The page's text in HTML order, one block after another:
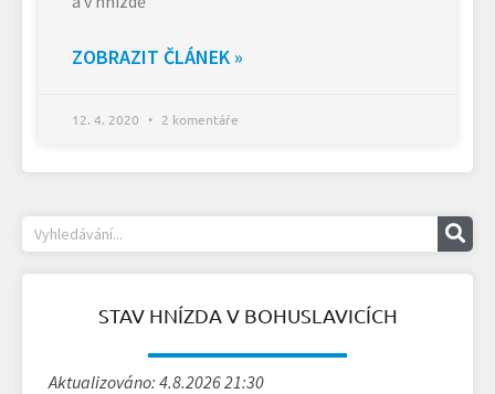
ZOBRAZIT ČLÁNEK »
12. 4. 2020 2 komentáře
STAV HNÍZDA V BOHUSLAVICÍCH
Aktualizováno: 4.8.2026 21:30